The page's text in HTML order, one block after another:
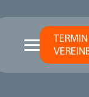
TERMIN